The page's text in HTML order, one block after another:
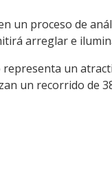
un proceso de
arreglar e
representa un
un recorrido de